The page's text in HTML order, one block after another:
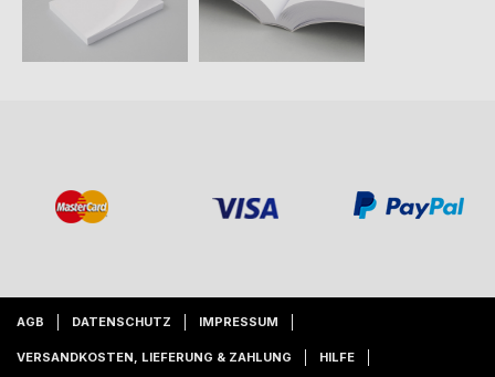
AGB DATENSCHUTZ IMPRESSUM
VERSANDKOSTEN, LIEFERUNG & ZAHLUNG HILFE